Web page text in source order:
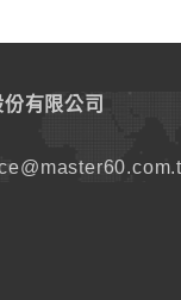
有限公司